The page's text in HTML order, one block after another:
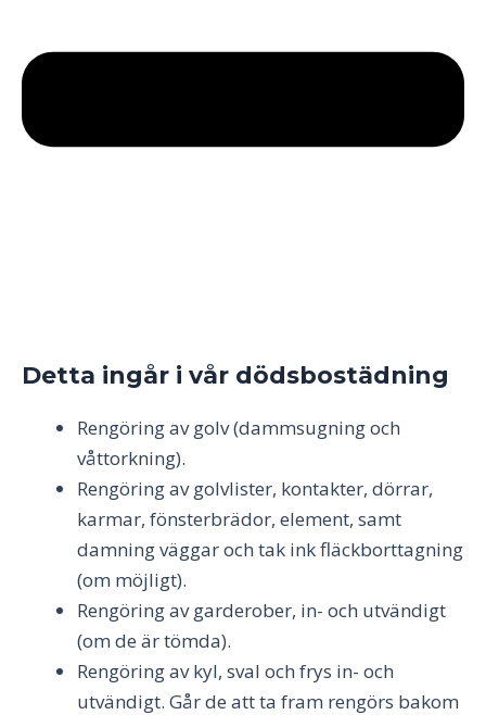
Detta ingår i vår dödsbostädning
Rengöring av golv (dammsugning och
våttorkning).
Rengöring av golvlister, kontakter, dörrar,
karmar, fönsterbrädor, element, samt
damning väggar och tak ink fläckborttagning
(om möjligt).
Rengöring av garderober, in- och utvändigt
(om de är tömda).
Rengöring av kyl, sval och frys in- och
utvändigt. Går de att ta fram rengörs bakom